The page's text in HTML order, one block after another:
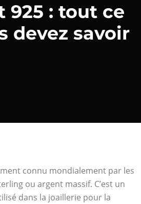
925 : tout ce
devez savoir
connu mondialement par les
ou argent massif. C’est un
dans la joaillerie pour la